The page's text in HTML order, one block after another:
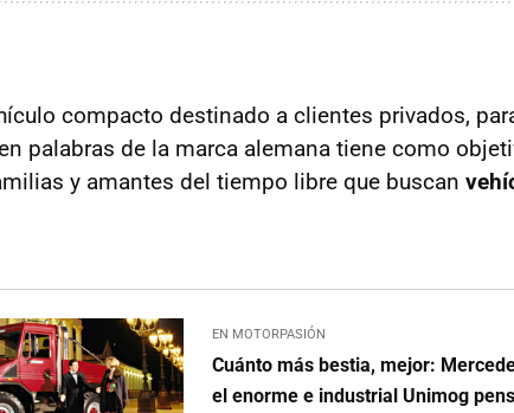
compacto destinado a clientes privados,
palabras de la marca alemana tiene como
y amantes del tiempo libre que buscan
EN MOTORPASIÓN
Cuánto más bestia, mejor:
el enorme e industrial Unimog